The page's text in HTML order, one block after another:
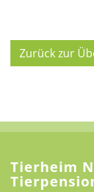
Zurück zur
Tierheim